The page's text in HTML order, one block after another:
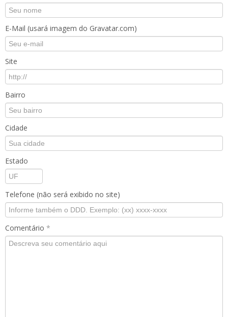
E-Mail (usará imagem do Gravatar.com)
Site
Bairro
Cidade
Estado
Telefone (não será exibido no site)
Comentário *